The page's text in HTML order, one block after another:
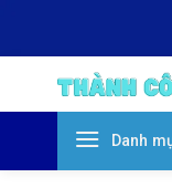
Danh